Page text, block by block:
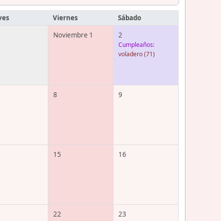
Viernes
Sábado
Noviembre 1
2
Cumpleaños:
voladero(71)
8 9
15 16
22 23